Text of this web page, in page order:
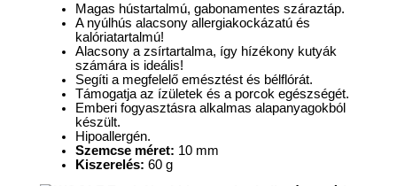
Magas hústartalmú, gabonamentes száraztáp.
A nyúlhús alacsony allergiakockázatú és
kalóriatartalmú!
Alacsony a zsírtartalma, így hízékony kutyák
számára is ideális!
Segíti a megfelelő emésztést és bélflórát.
Támogatja az ízületek és a porcok egészségét.
Emberi fogyasztásra alkalmas alapanyagokból
készült.
Hipoallergén.
Szemcse méret: 10 mm
Kiszerelés: 60 g